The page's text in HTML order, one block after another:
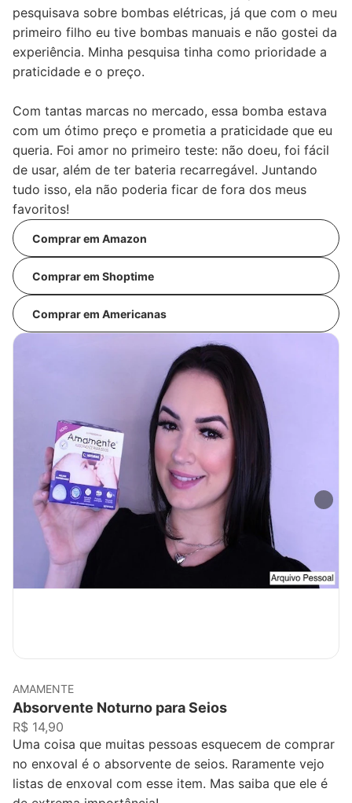
pesquisava sobre bombas elétricas, já que com o meu
primeiro filho eu tive bombas manuais e não gostei da
experiência. Minha pesquisa tinha como prioridade a
praticidade e o preço.
Com tantas marcas no mercado, essa bomba estava
com um ótimo preço e prometia a praticidade que eu
queria. Foi amor no primeiro teste: não doeu, foi fácil
de usar, além de ter bateria recarregável. Juntando
tudo isso, ela não poderia ficar de fora dos meus
favoritos!
Comprar em Amazon
Comprar em Shoptime
Comprar em Americanas
AMAMENTE
Absorvente Noturno para Seios
R$ 14,90
Uma coisa que muitas pessoas esquecem de comprar
no enxoval é o absorvente de seios. Raramente vejo
listas de enxoval com esse item. Mas saiba que ele é